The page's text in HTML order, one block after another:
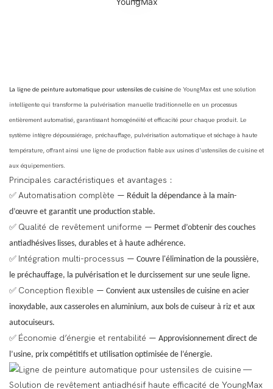
La ligne de peinture automatique pour ustensiles de cuisine de YoungMax est une solution
intelligente qui transforme la pulvérisation manuelle traditionnelle en un processus
entièrement automatisé, garantissant homogénéité et efficacité pour chaque produit. Le
système intègre dépoussiérage, préchauffage, pulvérisation automatique et séchage à haute
température, offrant ainsi une ligne de production fiable aux usines d'ustensiles de cuisine et
aux équipementiers.
Principales caractéristiques et avantages :
✅ Automatisation complète — Réduit la dépendance à la main-
d’œuvre et garantit une production stable.
✅ Qualité de revêtement uniforme — Permet d’obtenir des couches
antiadhésives lisses, durables et à haute adhérence.
✅ Intégration multi-processus — Couvre l'élimination de la poussière,
le préchauffage, la pulvérisation et le durcissement sur une seule ligne.
✅ Conception flexible — Convient aux ustensiles de cuisine en acier
inoxydable, aux casseroles en aluminium, aux bols de cuiseur à riz et aux
autocuiseurs.
✅ Économie d’énergie et rentabilité — Approvisionnement direct de
l’usine, prix compétitifs et utilisation optimisée de l’énergie.